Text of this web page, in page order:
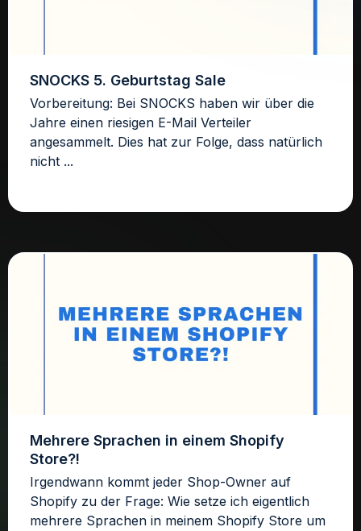
SNOCKS 5. Geburtstag Sale
Vorbereitung: Bei SNOCKS haben wir über die
Jahre einen riesigen E-Mail Verteiler
angesammelt. Dies hat zur Folge, dass natürlich
nicht ...
Mehrere Sprachen in einem Shopify
Store?!
Irgendwann kommt jeder Shop-Owner auf
Shopify zu der Frage: Wie setze ich eigentlich
mehrere Sprachen in meinem Shopify Store um